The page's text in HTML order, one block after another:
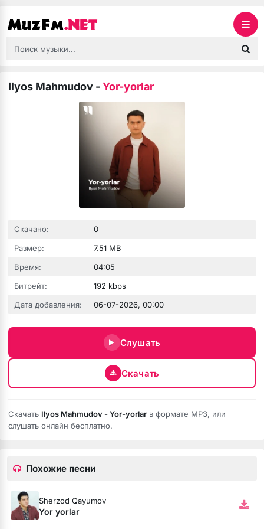
Ilyos Mahmudov -Yor-yorlar
Скачано:
0
Размер:
7.51 MB
Время:
04:05
Битрейт:
192 kbps
Дата добавления:
06-07-2026, 00:00
Слушать
Скачать
Скачать Ilyos Mahmudov - Yor-yorlar в формате MP3, или
слушать онлайн бесплатно.
Похожие песни
Sherzod Qayumov
Yor yorlar